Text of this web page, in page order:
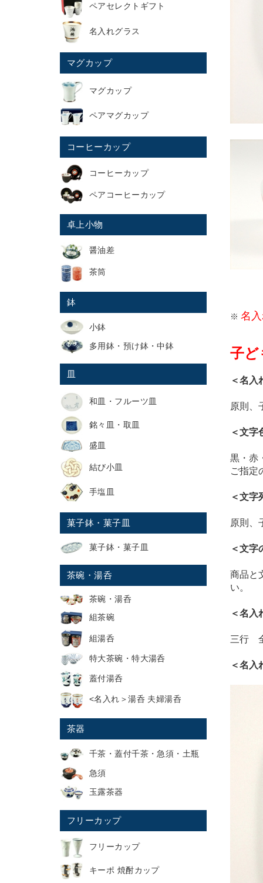
※ 名
子ど
＜名入
原則、
＜文字
黒・赤
ご指定
＜文字
原則、
＜文字
商品と
い。
＜名入
三行
＜名入
ペアセレクトギフト
名入れグラス
マグカップ
マグカップ
ペアマグカップ
コーヒーカップ
コーヒーカップ
ペアコーヒーカップ
卓上小物
醤油差
茶筒
鉢
小鉢
多用鉢・預け鉢・中鉢
皿
和皿・フルーツ皿
銘々皿・取皿
盛皿
結び小皿
手塩皿
菓子鉢・菓子皿
菓子鉢・菓子皿
茶碗・湯呑
茶碗・湯呑
組茶碗
組湯呑
特大茶碗・特大湯呑
蓋付湯呑
<名入れ＞湯呑 夫婦湯呑
茶器
千茶・蓋付千茶・急須・土瓶
急須
玉露茶器
フリーカップ
フリーカップ
キーポ 焼酎カップ